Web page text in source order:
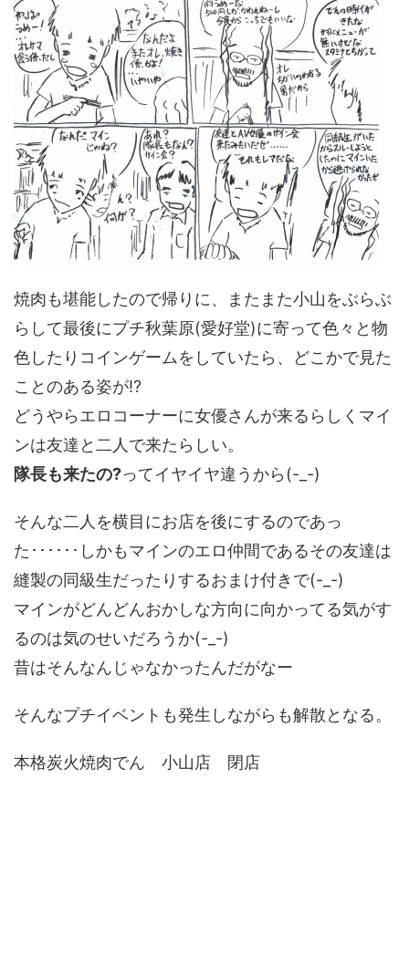
焼肉も堪能したので帰りに、またまた小山をぶらぶ
らして最後にプチ秋葉原(愛好堂)に寄って色々と物
色したりコインゲームをしていたら、どこかで見た
ことのある姿が!?
どうやらエロコーナーに女優さんが来るらしくマイ
ンは友達と二人で来たらしい。
隊長も来たの?ってイヤイヤ違うから(-_-)
そんな二人を横目にお店を後にするのであっ
た･･････しかもマインのエロ仲間であるその友達は
縫製の同級生だったりするおまけ付きで(-_-)
マインがどんどんおかしな方向に向かってる気がす
るのは気のせいだろうか(-_-)
昔はそんなんじゃなかったんだがなー
そんなプチイベントも発生しながらも解散となる。
本格炭火焼肉でん 小山店 閉店